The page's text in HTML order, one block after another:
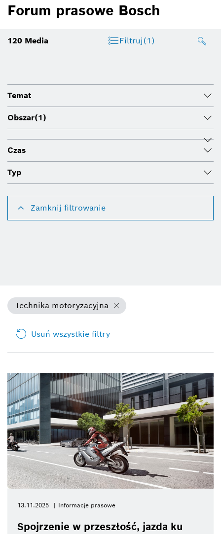
Forum prasowe Bosch
120 Media Filtruj(1)
Temat
Obszar(1)
Czas
Typ
Zamknij filtrowanie
Technika motoryzacyjna
Usuń wszystkie filtry
13.11.2025 Informacje prasowe
Spojrzenie w przeszłość, jazda ku